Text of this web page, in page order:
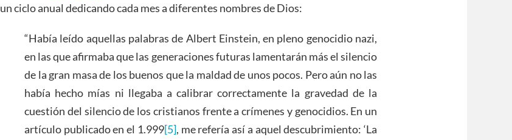
un ciclo anual dedicando cada mes a diferentes nombres de Dios:
“Había leído aquellas palabras de Albert Einstein, en pleno genocidio nazi,
en las que afirmaba que las generaciones futuras lamentarán más el silencio
de la gran masa de los buenos que la maldad de unos pocos. Pero aún no las
había hecho mías ni llegaba a calibrar correctamente la gravedad de la
cuestión del silencio de los cristianos frente a crímenes y genocidios. En un
artículo publicado en el 1.999[5], me refería así a aquel descubrimiento: ‘La